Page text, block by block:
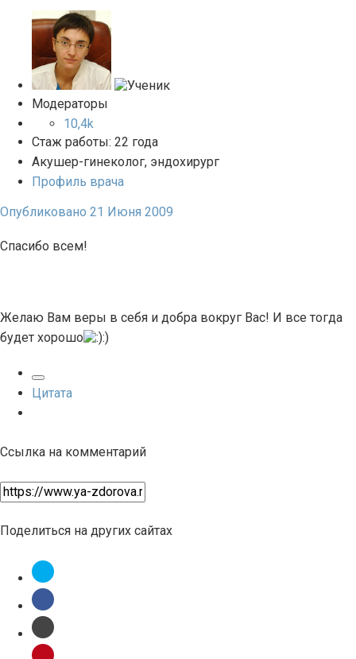
Модераторы
10,4k
Стаж работы: 22 года
Акушер-гинеколог, эндохирург
Профиль врача
Опубликовано 21 Июня 2009
Спасибо всем!
Желаю Вам веры в себя и добра вокруг Вас! И все тогда
будет хорошо
:)
Цитата
Ссылка на комментарий
Поделиться на других сайтах